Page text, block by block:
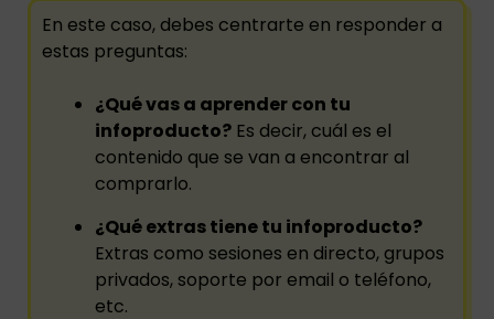
En este caso, debes centrarte en responder a
estas preguntas:
¿Qué vas a aprender con tu
infoproducto? Es decir, cuál es el
contenido que se van a encontrar al
comprarlo.
¿Qué extras tiene tu infoproducto?
Extras como sesiones en directo, grupos
privados, soporte por email o teléfono,
etc.